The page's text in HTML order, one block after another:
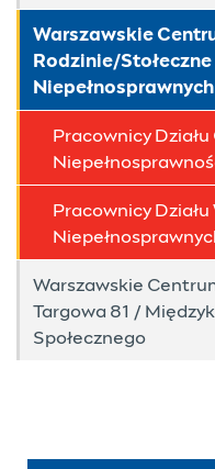
Warszawskie
Rodzinie/
Pracownicy
Pracownicy
Warszawskie
Targowa 81 /
Społecznego